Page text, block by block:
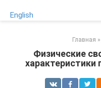
English
Главная »
Физические
характеристики